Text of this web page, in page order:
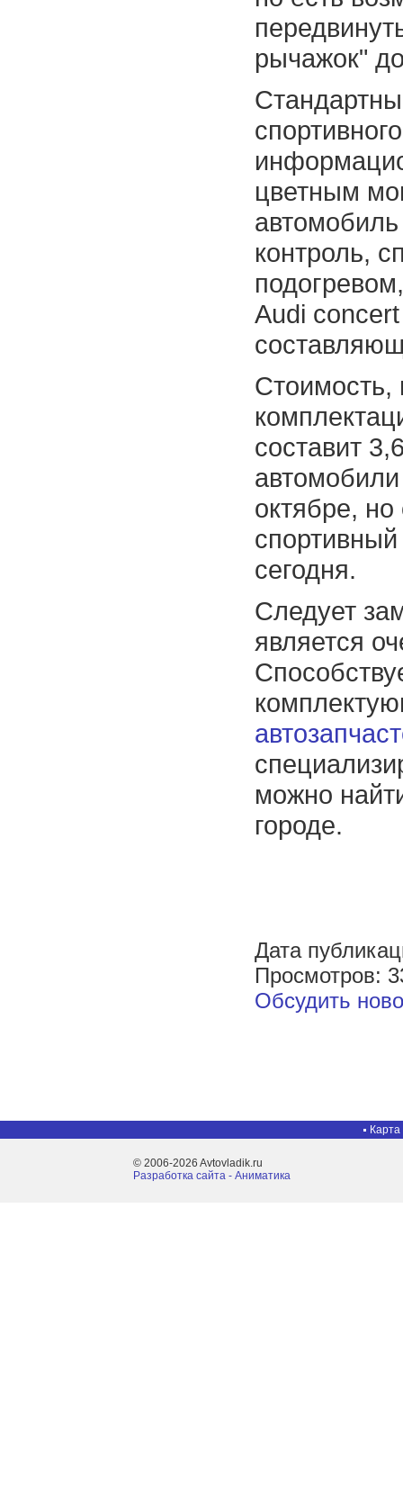
рычажок"
цветным
контроль,
Audi
Стоимость,
составит
октябре,
сегодня.
Следует
является
можно
городе.
Дата
Просмотров:
Обсудить
Карта
© 2006-2026 Avtovladik.ru
Разработка сайта - Aниматика